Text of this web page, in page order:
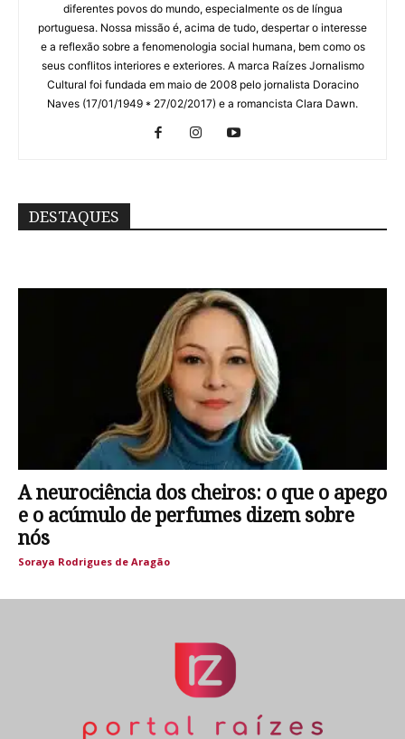
diferentes povos do mundo, especialmente os de língua
portuguesa. Nossa missão é, acima de tudo, despertar o interesse
e a reflexão sobre a fenomenologia social humana, bem como os
seus conflitos interiores e exteriores. A marca Raízes Jornalismo
Cultural foi fundada em maio de 2008 pelo jornalista Doracino
Naves (17/01/1949 * 27/02/2017) e a romancista Clara Dawn.
DESTAQUES
A neurociência dos cheiros: o que o apego
e o acúmulo de perfumes dizem sobre
nós
Soraya Rodrigues de Aragão